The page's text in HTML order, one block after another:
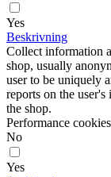
Yes
Beskrivning
Collect information
shop, usually
user to be uniquely
reports on the
the shop.
Performance cookies
No
Yes